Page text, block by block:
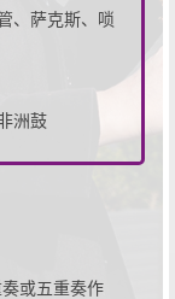
、萨克斯、唢
洲鼓
或五重奏作